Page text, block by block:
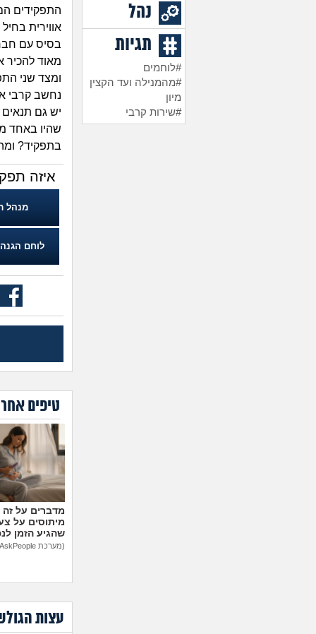
נהל
תגיות
#לוחמים
#מהמנילה ועד הקצין
מיון
#שירות קרבי
התפקידים
אווירית
בסיס עם חבר
מאוד להכיר
ומצד שני
נחשב קרבי
יש גם
שהיו באחד
בתפקיד?
איזה
מנהל
לוחם הגנה
טיפים
מיתוסים על
שהגיע הזמן
(מערכת AskPeople)
עצות